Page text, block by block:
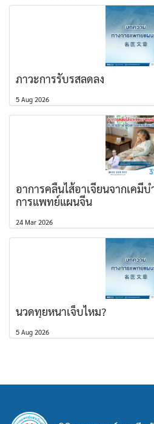
ภาวะการรับรสลดลง
5 Aug 2026
อาการคลื่นไส้อาเจียนจากเคมี
การแพทย์แผนจีน
24 Mar 2026
นวดทุยหนาเจ็บไหม?
5 Aug 2026